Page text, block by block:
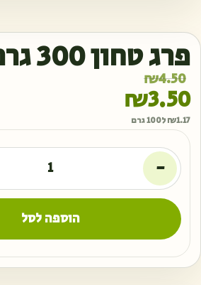
פרג טחון 300 גרם
₪4.50
המחיר המקורי היה: ₪4.50.
₪3.50
המחיר הנוכחי הוא: ₪3.50.
₪1.17 ל100 גרם
-
הוספה לסל